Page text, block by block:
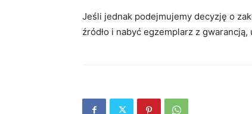
Jeśli jednak podejmujemy decyzję o
źródło i nabyć egzemplarz z